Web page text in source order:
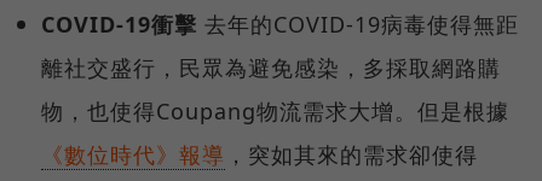
COVID-19衝擊 去年的COVID-19病毒使得無距
離社交盛行，民眾為避免感染，多採取網路購
物，也使得Coupang物流需求大增。但是根據
《數位時代》報導 ，突如其來的需求卻使得